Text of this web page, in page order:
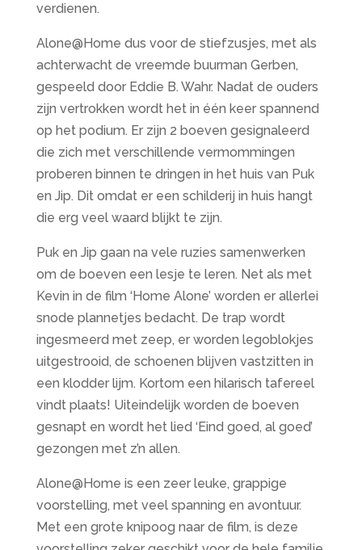
verdienen.
Alone@Home dus voor de stiefzusjes, met als
achterwacht de vreemde buurman Gerben,
gespeeld door Eddie B. Wahr. Nadat de ouders
zijn vertrokken wordt het in één keer spannend
op het podium. Er zijn 2 boeven gesignaleerd
die zich met verschillende vermommingen
proberen binnen te dringen in het huis van Puk
en Jip. Dit omdat er een schilderij in huis hangt
die erg veel waard blijkt te zijn.
Puk en Jip gaan na vele ruzies samenwerken
om de boeven een lesje te leren. Net als met
Kevin in de film ‘Home Alone’ worden er allerlei
snode plannetjes bedacht. De trap wordt
ingesmeerd met zeep, er worden legoblokjes
uitgestrooid, de schoenen blijven vastzitten in
een klodder lijm. Kortom een hilarisch tafereel
vindt plaats! Uiteindelijk worden de boeven
gesnapt en wordt het lied ‘Eind goed, al goed’
gezongen met z’n allen.
Alone@Home is een zeer leuke, grappige
voorstelling, met veel spanning en avontuur.
Met een grote knipoog naar de film, is deze